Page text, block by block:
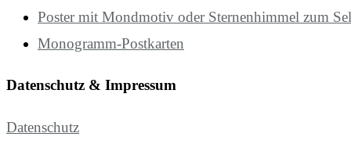
Poster mit Mondmotiv oder Sternenhimmel zum
Monogramm-Postkarten
Datenschutz & Impressum
Datenschutz